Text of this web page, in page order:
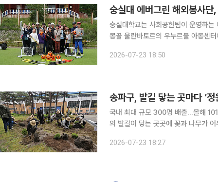
숭실대 에버그린 해외봉사단
숭실대학교는 사회공헌팀이 운영하
몽골 울란바토르의 우누르불 아동센터
들기 활동, 레크리에이션, K-팝 및 한
2026-07-23 18:50
송파구, 발길 닿는 곳마다 ‘
국내 최대 규모 300명 배출…올해 101개 주민참여형
의 발길이 닿는 곳곳에 꽃과 나무가
을 운영, 현재까지 약 300명의 마을
2026-07-23 18:27